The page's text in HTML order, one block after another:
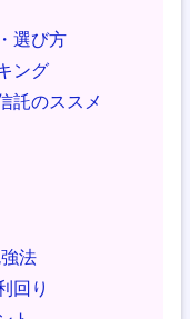
選び方
ング
託のススメ
法
回り